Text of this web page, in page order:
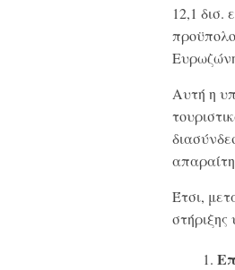
12,1 δισ.
Αυτή η
Έτσι,
στήριξης